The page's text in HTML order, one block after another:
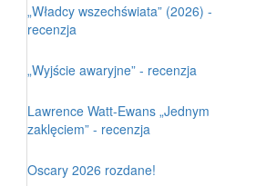
„Władcy wszechświata” (2026) -
recenzja
„Wyjście awaryjne” - recenzja
Lawrence Watt-Ewans „Jednym
zaklęciem” - recenzja
Oscary 2026 rozdane!